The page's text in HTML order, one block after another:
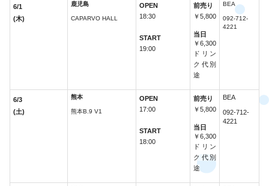
6/1
(木)
鹿児島
CAPARVO HALL
OPEN
18:30
START
19:00
前売り
￥5,800
当日
￥6,300
ドリン
ク代別
途
BEA
092-712-
4221
6/3
(土)
熊本
熊本B.9 V1
OPEN
17:00
START
18:00
前売り
￥5,800
当日
￥6,300
ドリン
ク代別
途
BEA
092-712-
4221